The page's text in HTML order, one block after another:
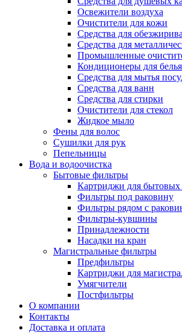
Освежители воздуха
Очистители для кожи
Средства для
Средства для
Промышленные
Кондиционеры для белья
Средства для мытья
Средства для ванн
Средства для стирки
Очистители для стекол
Жидкое мыло
Фены для волос
Сушилки для рук
Пепельницы
Вода и водоочистка
Бытовые фильтры
Картриджи для бытовых
Фильтры под раковину
Фильтры рядом с
Фильтры-кувшины
Принадлежности
Насадки на кран
Магистральные фильтры
Предфильтры
Картриджи для
Умягчители
Постфильтры
О компании
Контакты
Доставка и оплата